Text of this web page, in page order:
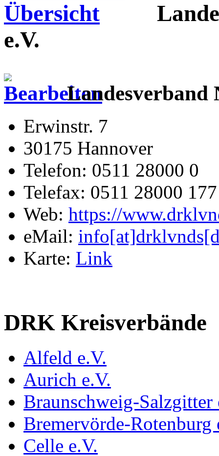
e.V.
Landesverband
Erwinstr. 7
30175 Hannover
Telefon: 0511 28000 0
Telefax: 0511 28000 177
Web: https://
eMail:
Karte: Link
DRK Kreisverbände
Alfeld e.V.
Aurich e.V.
Braunschweig-Salzgitter
Bremervörde-Rotenburg
Celle e.V.